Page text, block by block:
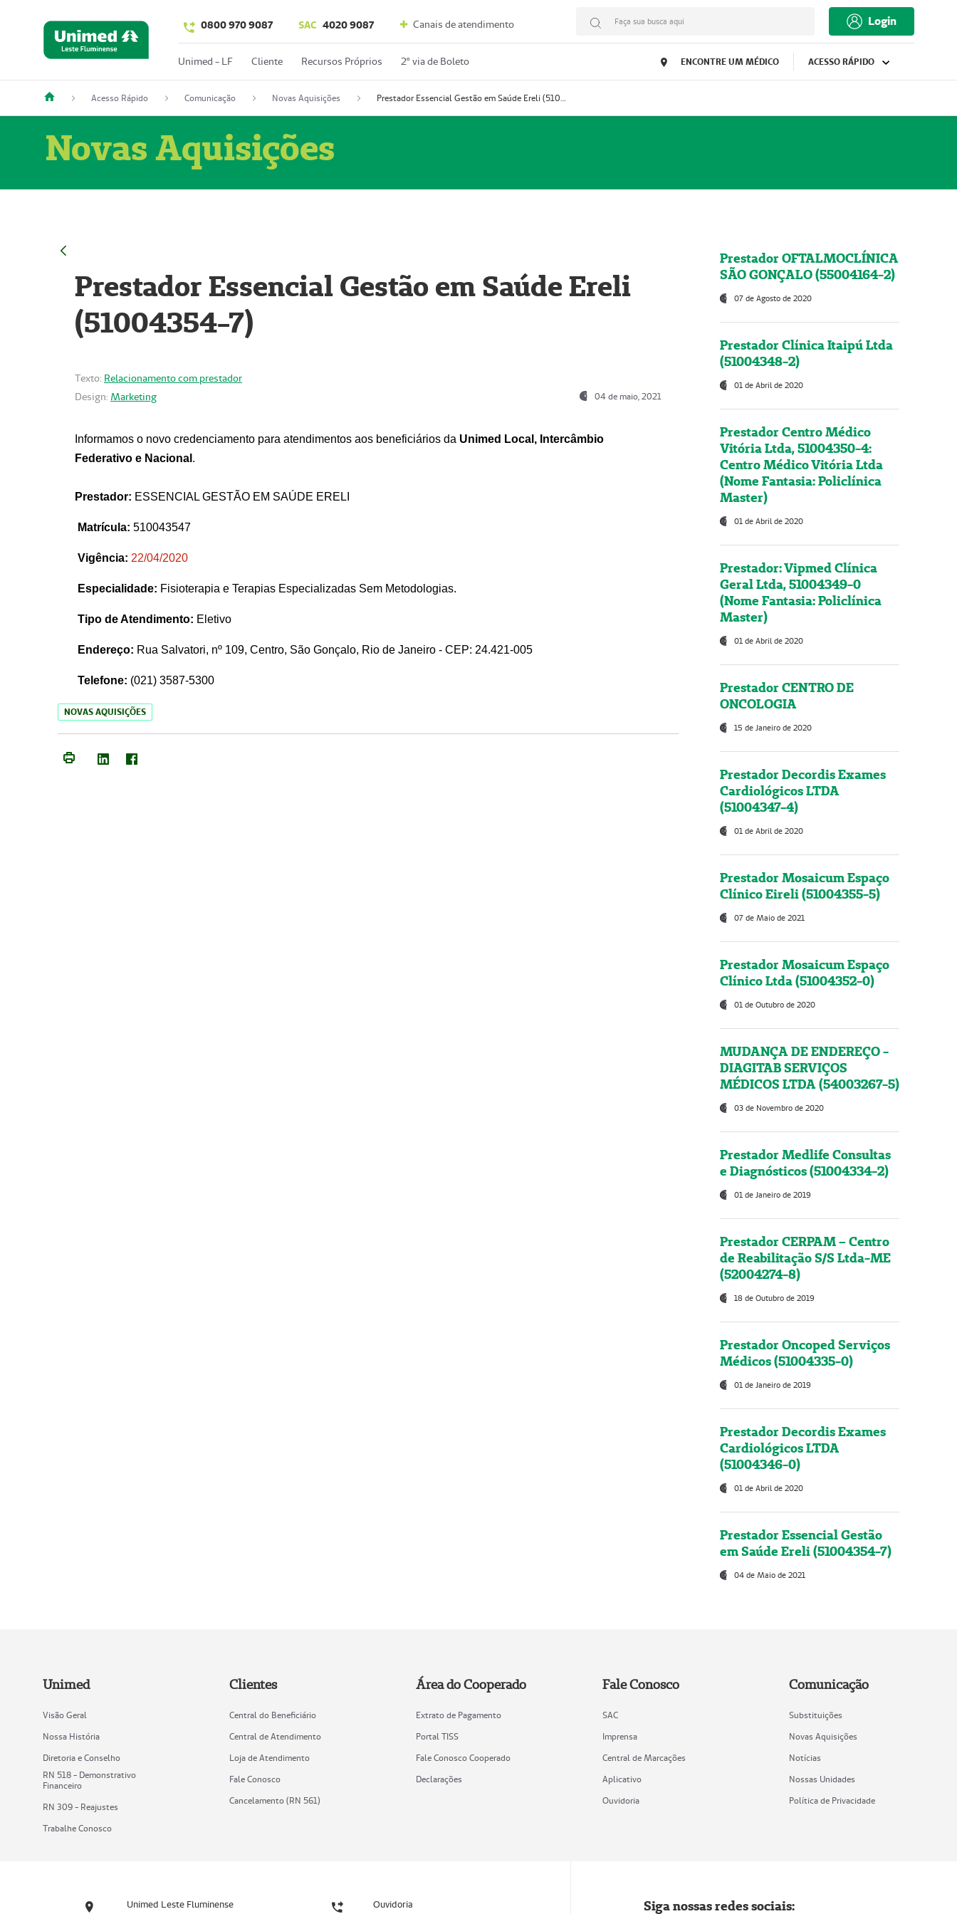
0800 970 9087 SAC 4020 9087 Canais de atendimento Faça sua busca aqui Login
Unimed - LF Cliente Recursos Próprios 2º via de Boleto ENCONTRE UM MÉDICO ACESSO RÁPIDO
Acesso Rápido Comunicação Novas Aquisições Prestador Essencial Gestão em Saúde Ereli (51004354-7)
Novas Aquisições
Prestador Essencial Gestão em Saúde Ereli
(51004354-7)
Texto: Relacionamento com prestador
Design: Marketing 04 de maio, 2021
Informamos o novo credenciamento para atendimentos aos beneficiários da Unimed Local, Intercâmbio
Federativo e Nacional .
Prestador: ESSENCIAL GESTÃO EM SAÚDE ERELI
Matrícula: 510043547
Vigência: 22/04/2020
Especialidade: Fisioterapia e Terapias Especializadas Sem Metodologias.
Tipo de Atendimento: Eletivo
Endereço: Rua Salvatori, nº 109, Centro, São Gonçalo, Rio de Janeiro - CEP: 24.421-005
Telefone: (021) 3587-5300
NOVAS AQUISIÇÕES
Prestador OFTALMOCLÍNICA
SÃO GONÇALO (55004164-2)
07 de Agosto de 2020
Prestador Clínica Itaipú Ltda
(51004348-2)
01 de Abril de 2020
Prestador Centro Médico
Vitória Ltda, 51004350-4:
Centro Médico Vitória Ltda
(Nome Fantasia: Policlínica
Master)
01 de Abril de 2020
Prestador: Vipmed Clínica
Geral Ltda, 51004349-0
(Nome Fantasia: Policlínica
Master)
01 de Abril de 2020
Prestador CENTRO DE
ONCOLOGIA
15 de Janeiro de 2020
Prestador Decordis Exames
Cardiológicos LTDA
(51004347-4)
01 de Abril de 2020
Prestador Mosaicum Espaço
Clínico Eireli (51004355-5)
07 de Maio de 2021
Prestador Mosaicum Espaço
Clínico Ltda (51004352-0)
01 de Outubro de 2020
MUDANÇA DE ENDEREÇO -
DIAGITAB SERVIÇOS
MÉDICOS LTDA (54003267-5)
03 de Novembro de 2020
Prestador Medlife Consultas
e Diagnósticos (51004334-2)
01 de Janeiro de 2019
Prestador CERPAM – Centro
de Reabilitação S/S Ltda-ME
(52004274-8)
18 de Outubro de 2019
Prestador Oncoped Serviços
Médicos (51004335-0)
01 de Janeiro de 2019
Prestador Decordis Exames
Cardiológicos LTDA
(51004346-0)
01 de Abril de 2020
Prestador Essencial Gestão
em Saúde Ereli (51004354-7)
04 de Maio de 2021
Unimed
Visão Geral
Nossa História
Diretoria e Conselho
RN 518 - Demonstrativo
Financeiro
RN 309 - Reajustes
Trabalhe Conosco
Clientes
Central do Beneficiário
Central de Atendimento
Loja de Atendimento
Fale Conosco
Cancelamento (RN 561)
Área do Cooperado
Extrato de Pagamento
Portal TISS
Fale Conosco Cooperado
Declarações
Fale Conosco
SAC
Imprensa
Central de Marcações
Aplicativo
Ouvidoria
Comunicação
Substituições
Novas Aquisições
Notícias
Nossas Unidades
Política de Privacidade
Unimed Leste Fluminense Ouvidoria Siga nossas redes sociais: